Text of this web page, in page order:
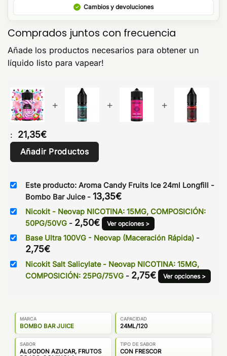
Cambios y devoluciones
Comprados juntos con frecuencia
Añade los productos necesarios para obtener un
líquido listo para vapear!
+ + +
: 21,35€
Añadir Productos
Este producto: Aroma Candy Fruits Ice 24ml Longfill -
Bombo Bar Juice - 13,35€
Nicokit - Neovap NICOTINA: 15MG, COMPOSICIÓN:
50PG/50VG - 2,50€ Ver opciones >
Base Ultra 100VG - Neovap (Maceración Rápida) -
2,75€
Nicokit Salt Salicylate - Neovap NICOTINA: 15MG,
COMPOSICIÓN: 25PG/75VG - 2,75€ Ver opciones >
MARCA
BOMBO BAR JUICE
CAPACIDAD
24ML/120
SABOR
ALGODON AZUCAR, FRUTOS
TIPO DE SABOR
CON FRESCOR